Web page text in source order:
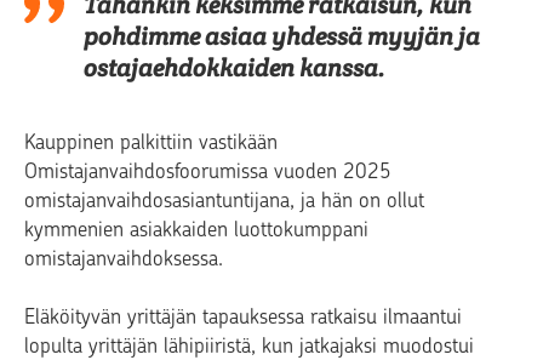
pohdimme asiaa yhdessä myyjän ja
ostajaehdokkaiden kanssa.
Kauppinen palkittiin vastikään
Omistajanvaihdosfoorumissa vuoden 2025
omistajanvaihdosasiantuntijana, ja hän on ollut
kymmenien asiakkaiden luottokumppani
omistajanvaihdoksessa.
Eläköityvän yrittäjän tapauksessa ratkaisu ilmaantui
lopulta yrittäjän lähipiiristä, kun jatkajaksi muodostui